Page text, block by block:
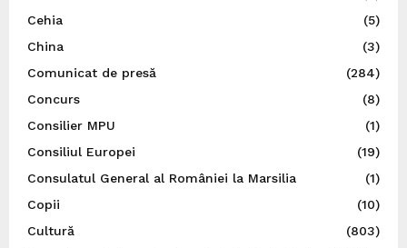
Cehia
(5)
China
(3)
Comunicat de presă
(284)
Concurs
(8)
Consilier MPU
(1)
Consiliul Europei
(19)
Consulatul General al României la Marsilia
(1)
Copii
(10)
Cultură
(803)